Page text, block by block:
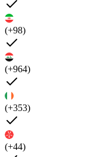
(+98)
(+964)
(+353)
(+44)